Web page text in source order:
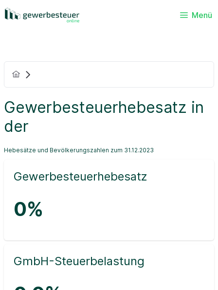
Menü
Gewerbesteuerhebesatz in
der
Hebesätze und Bevölkerungszahlen zum 31.12.2023
Gewerbesteuerhebesatz
0%
GmbH-Steuerbelastung